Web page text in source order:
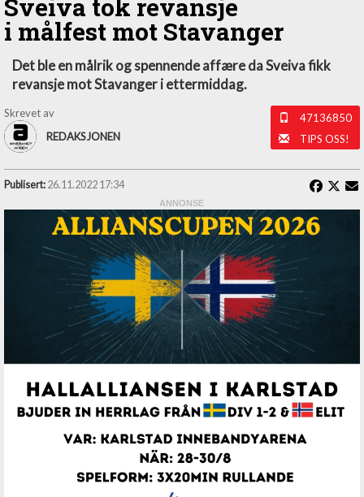
Sveiva tok revansje
i målfest mot Stavanger
Det ble en målrik og spennende affære da Sveiva fikk
revansje mot Stavanger i ettermiddag.
Skrevet av
REDAKSJONEN
47136850
TIPS OSS!
Publisert: 26.11.2022 17:34